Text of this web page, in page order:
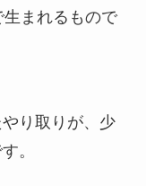
まれるもので
り取りが、少
。